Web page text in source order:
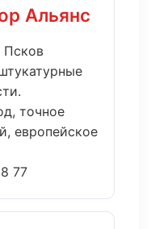
Альянс
Псков
точное
европейское
77